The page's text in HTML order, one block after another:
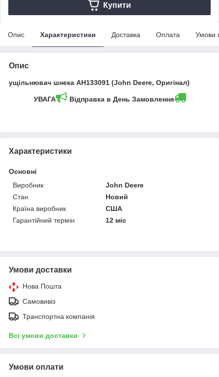
Купити
Опис Характеристики Доставка Оплата Умови
Опис
ущільнювач шнека AH133091 (John Deere, Оригінал)
УВАГА Відправка в День Замовлення
Характеристики
Основні
Виробник
John Deere
Стан
Новий
Країна виробник
США
Гарантійний термін
12 міс
Умови доставки
Нова Пошта
Самовивіз
Транспортна компанія
Всі умови доставки
Умови оплати